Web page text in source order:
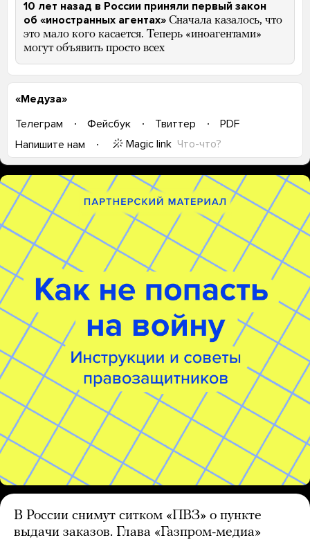
10 лет назад в России приняли первый закон
об «иностранных агентах» Сначала казалось, что
это мало кого касается. Теперь «иноагентами»
могут объявить просто всех
«Медуза»
Телеграм
Фейсбук Твиттер
PDF
Напишите нам
Magic link Что-что?
В России снимут ситком «ПВЗ» о пункте
выдачи заказов. Глава «Газпром-медиа»